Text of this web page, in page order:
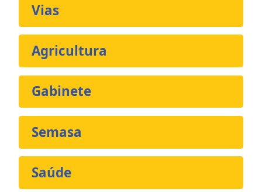
Vias
Agricultura
Gabinete
Semasa
Saúde